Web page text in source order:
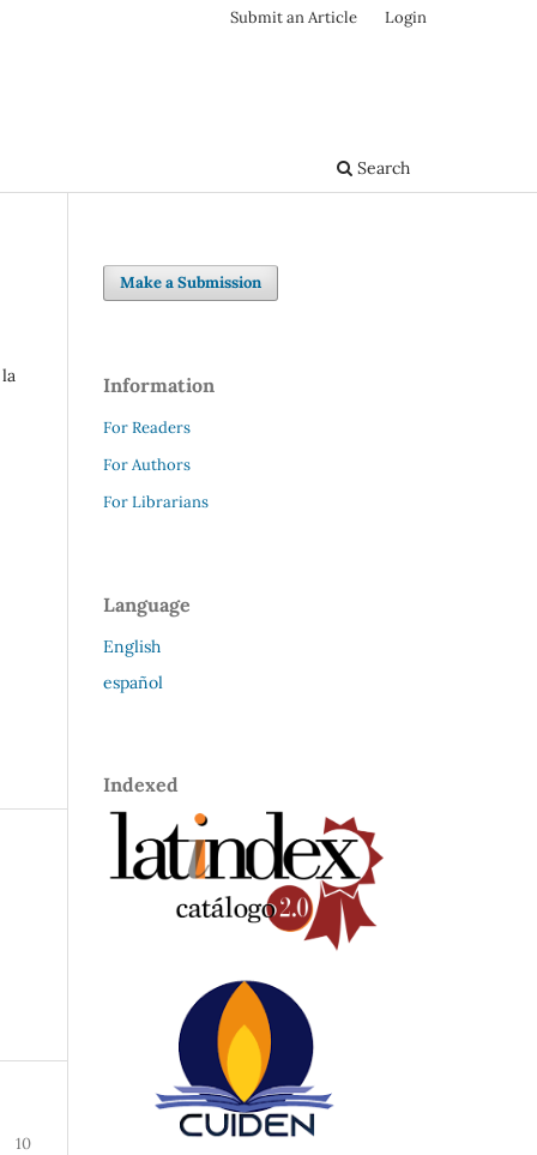
Search
Submit an Article Login
10
Make a Submission
Information
For Readers
For Authors
For Librarians
Language
English
español
Indexed